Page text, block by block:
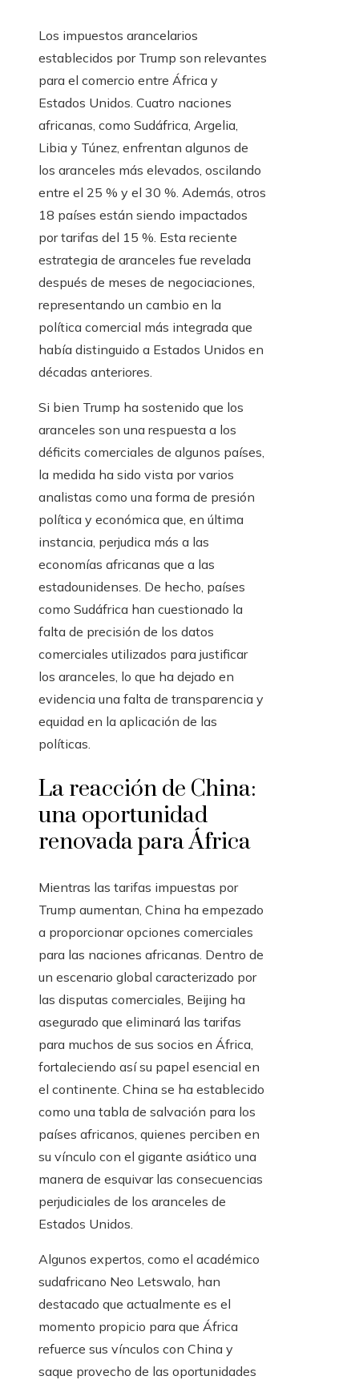
Los impuestos arancelarios
establecidos por Trump son relevantes
para el comercio entre África y
Estados Unidos. Cuatro naciones
africanas, como Sudáfrica, Argelia,
Libia y Túnez, enfrentan algunos de
los aranceles más elevados, oscilando
entre el 25 % y el 30 %. Además, otros
18 países están siendo impactados
por tarifas del 15 %. Esta reciente
estrategia de aranceles fue revelada
después de meses de negociaciones,
representando un cambio en la
política comercial más integrada que
había distinguido a Estados Unidos en
décadas anteriores.
Si bien Trump ha sostenido que los
aranceles son una respuesta a los
déficits comerciales de algunos países,
la medida ha sido vista por varios
analistas como una forma de presión
política y económica que, en última
instancia, perjudica más a las
economías africanas que a las
estadounidenses. De hecho, países
como Sudáfrica han cuestionado la
falta de precisión de los datos
comerciales utilizados para justificar
los aranceles, lo que ha dejado en
evidencia una falta de transparencia y
equidad en la aplicación de las
políticas.
La reacción de China:
una oportunidad
renovada para África
Mientras las tarifas impuestas por
Trump aumentan, China ha empezado
a proporcionar opciones comerciales
para las naciones africanas. Dentro de
un escenario global caracterizado por
las disputas comerciales, Beijing ha
asegurado que eliminará las tarifas
para muchos de sus socios en África,
fortaleciendo así su papel esencial en
el continente. China se ha establecido
como una tabla de salvación para los
países africanos, quienes perciben en
su vínculo con el gigante asiático una
manera de esquivar las consecuencias
perjudiciales de los aranceles de
Estados Unidos.
Algunos expertos, como el académico
sudafricano Neo Letswalo, han
destacado que actualmente es el
momento propicio para que África
refuerce sus vínculos con China y
saque provecho de las oportunidades